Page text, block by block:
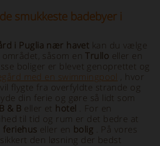
smukkeste badebyer i
i Puglia nær havet kan du vælge
området, såsom enTrullo eller en
boliger er blevet genoprettet og
med en swimmingpool , hvor
flygte fra overfyldte strande og
din ferie og gøre så lidt som
B & B eller et hotel . For en
til tid og rum er det bedre at
feriehus eller en bolig . På vores
den løsning der bedst